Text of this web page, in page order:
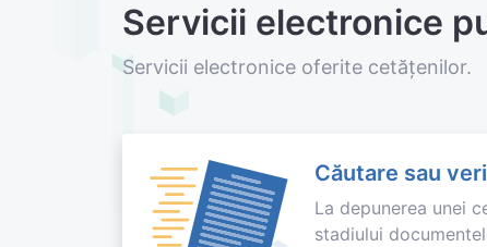
Servicii electronice
Servicii electronice oferite cetățenilor.
Căutare sau
La depunerea unei
stadiului